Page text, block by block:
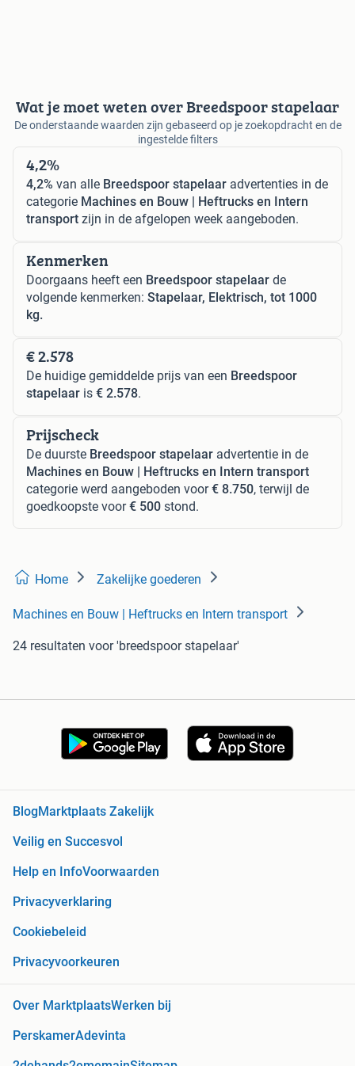
Wat je moet weten over Breedspoor stapelaar
De onderstaande waarden zijn gebaseerd op je zoekopdracht en de
ingestelde filters
4,2%
4,2% van alle Breedspoor stapelaar advertenties in de
categorie Machines en Bouw | Heftrucks en Intern
transport zijn in de afgelopen week aangeboden.
Kenmerken
Doorgaans heeft een Breedspoor stapelaar de
volgende kenmerken: Stapelaar, Elektrisch, tot 1000
kg.
€ 2.578
De huidige gemiddelde prijs van een Breedspoor
stapelaar is € 2.578.
Prijscheck
De duurste Breedspoor stapelaar advertentie in de
Machines en Bouw | Heftrucks en Intern transport
categorie werd aangeboden voor€ 8.750, terwijl de
goedkoopste voor€ 500 stond.
Home Zakelijke goederen
Machines en Bouw | Heftrucks en Intern transport
24 resultaten voor 'breedspoor stapelaar'
BlogMarktplaats Zakelijk
Veilig en Succesvol
Help en InfoVoorwaarden
Privacyverklaring
Cookiebeleid
Privacyvoorkeuren
Over MarktplaatsWerken bij
PerskamerAdevinta